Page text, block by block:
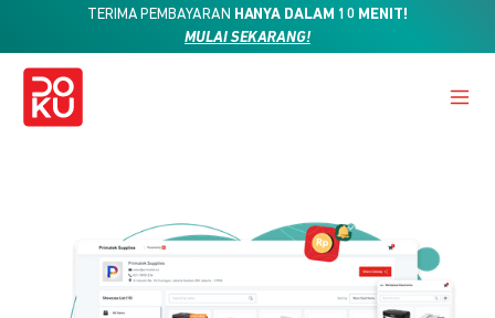
TERIMA PEMBAYARAN HANYA DALAM 10 MENIT!
MULAI SEKARANG!